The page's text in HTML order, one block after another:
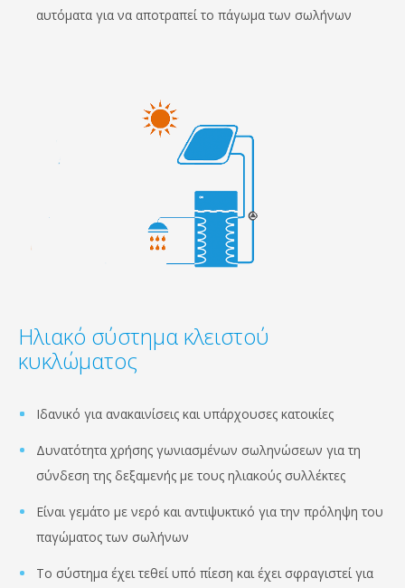
αυτόματα για να αποτραπεί το πάγωμα των σωλήνων
Ηλιακό σύστημα κλειστού
κυκλώματος
Ιδανικό για ανακαινίσεις και υπάρχουσες κατοικίες
Δυνατότητα χρήσης γωνιασμένων σωληνώσεων για τη
σύνδεση της δεξαμενής με τους ηλιακούς συλλέκτες
Είναι γεμάτο με νερό και αντιψυκτικό για την πρόληψη του
παγώματος των σωλήνων
Το σύστημα έχει τεθεί υπό πίεση και έχει σφραγιστεί για